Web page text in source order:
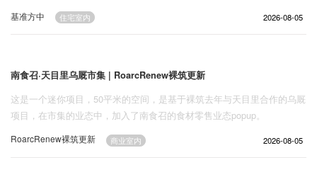
基准方中 住宅室内 2026-08-05
南食召·天目里乌厩市集 | RoarcRenew裸筑更新
这是一个迷你项目，50平米的空间，是基于裸筑去年与天目里合作的乌厩
项目，在市集的业态中，加入了南食召的食材零售业态popup。
RoarcRenew裸筑更新 商业室内 2026-08-05